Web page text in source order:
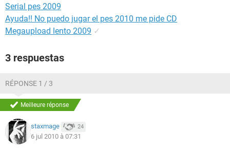
Serial pes 2009
Ayuda!! No puedo jugar el pes 2010 me pide CD
Megaupload lento 2009 ✓
3 respuestas
RÉPONSE 1 / 3
Meilleure réponse
staxmage 24
6 jul 2010 à 07:31